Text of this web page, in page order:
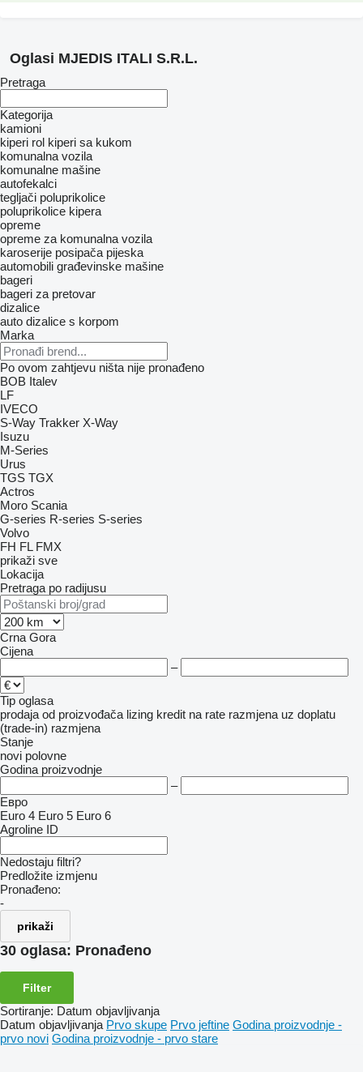
Oglasi MJEDIS ITALI S.R.L.
Pretraga
Kategorija
kamioni
kiperi rol kiperi sa kukom
komunalna vozila
komunalne mašine
autofekalci
tegljači poluprikolice
poluprikolice kipera
opreme
opreme za komunalna vozila
karoserije posipača pijeska
automobili građevinske mašine
bageri
bageri za pretovar
dizalice
auto dizalice s korpom
Marka
Po ovom zahtjevu ništa nije pronađeno
BOB Italev
LF
IVECO
S-Way Trakker X-Way
Isuzu
M-Series
Urus
TGS TGX
Actros
Moro Scania
G-series R-series S-series
Volvo
FH FL FMX
prikaži sve
Lokacija
Pretraga po radijusu
Crna Gora
Cijena
–
Tip oglasa
prodaja od proizvođača lizing kredit na rate razmjena uz doplatu
(trade-in) razmjena
Stanje
novi polovne
Godina proizvodnje
–
Евро
Euro 4 Euro 5 Euro 6
Agroline ID
Nedostaju filtri?
Predložite izmjenu
Pronađeno:
-
prikaži
30 oglasa: Pronađeno
Filter
Sortiranje: Datum objavljivanja
Datum objavljivanja Prvo skupe Prvo jeftine Godina proizvodnje -
prvo novi Godina proizvodnje - prvo stare